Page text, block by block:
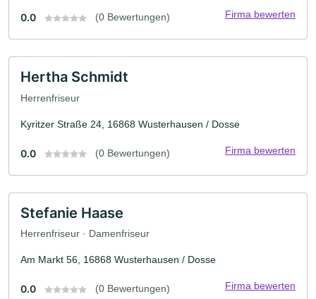
0.0 (0 Bewertungen) Firma bewerten
Hertha Schmidt
Herrenfriseur
Kyritzer Straße 24, 16868 Wusterhausen / Dosse
0.0 (0 Bewertungen) Firma bewerten
Stefanie Haase
Herrenfriseur · Damenfriseur
Am Markt 56, 16868 Wusterhausen / Dosse
0.0 (0 Bewertungen) Firma bewerten